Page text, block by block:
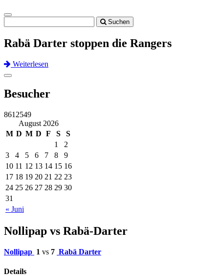
Toggle
navigation
Suchen
Rabä Darter stoppen die Rangers
Weiterlesen
Previous
Next
Toggle
Besucher
8612549
August 2026
M D M D F S S
« Juni
1
2
3
4 5 6 7 8
9
10 11 12 13 14 15 16
17 18 19 20 21 22 23
24 25 26 27 28 29 30
31
Nollipap vs Rabä-Darter
Nollipap 1 vs 7 Rabä Darter
Details